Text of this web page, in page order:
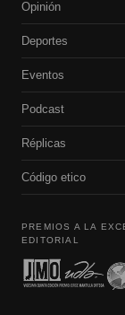
Opinión
Deportes
Eventos
Podcast
Réplicas
Código etico
PREMIOS A LA
EDITORIAL